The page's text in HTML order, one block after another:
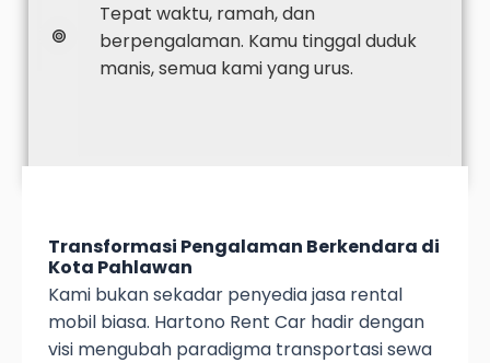
Tepat waktu, ramah, dan
berpengalaman. Kamu tinggal duduk
manis, semua kami yang urus.
Transformasi Pengalaman Berkendara di
Kota Pahlawan
Kami bukan sekadar penyedia jasa rental
mobil biasa. Hartono Rent Car hadir dengan
visi mengubah paradigma transportasi sewa